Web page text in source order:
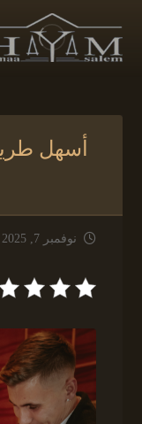
أسهل
نوفمبر 7, 2025